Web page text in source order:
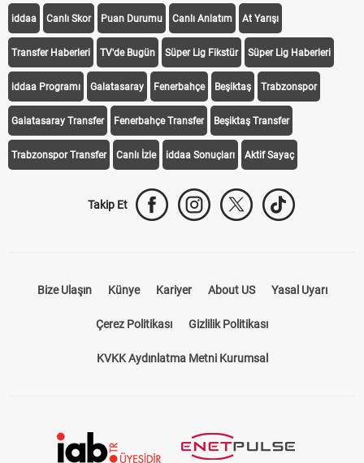
iddaa Canlı Skor Puan Durumu Canlı Anlatım At Yarışı
Transfer Haberleri TV'de Bugün Süper Lig Fikstür Süper Lig Haberleri
iddaa Programı Galatasaray Fenerbahçe Beşiktaş Trabzonspor
Galatasaray Transfer Fenerbahçe Transfer Beşiktaş Transfer
Trabzonspor Transfer Canlı İzle iddaa Sonuçları Aktif Sayaç
Takip Et
Bize Ulaşın Künye Kariyer About US Yasal Uyarı
Çerez Politikası Gizlilik Politikası
KVKK Aydınlatma Metni Kurumsal